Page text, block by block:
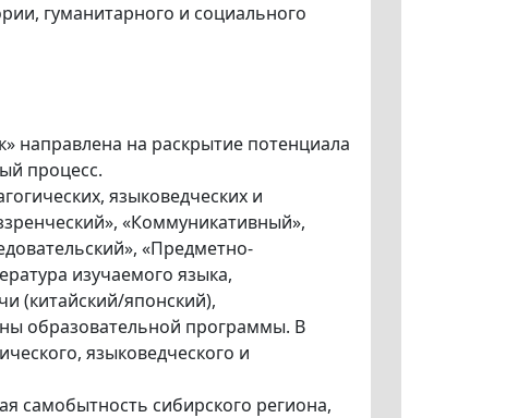
гуманитарного и социального
направлена на раскрытие потенциала
процесс.
языковедческих и
«Коммуникативный»,
«Предметно-
изучаемого языка,
(китайский/японский),
образовательной программы. В
языковедческого и
самобытность сибирского региона,